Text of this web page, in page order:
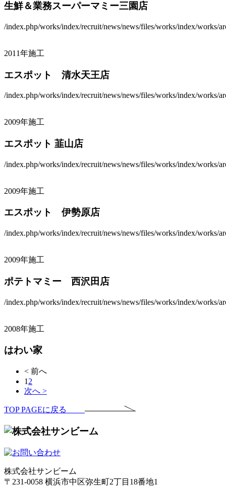
生鮮＆業務スーパーマミー三園店
/index.php/works/index/recruit/news/news/files/works/index/works/
2011年施工
エスポット 清水天王店
/index.php/works/index/recruit/news/news/files/works/index/works/
2009年施工
エスポット 韮山店
/index.php/works/index/recruit/news/news/files/works/index/works/
2009年施工
エスポット 伊勢原店
/index.php/works/index/recruit/news/news/files/works/index/works/
2009年施工
ポテトマミー 西沢田店
/index.php/works/index/recruit/news/news/files/works/index/works/
2008年施工
はわい家
< 前へ
1 2
次へ >
TOP PAGEに戻る
株式会社サンビーム
〒231-0058 横浜市中区弥生町2丁目18番地1